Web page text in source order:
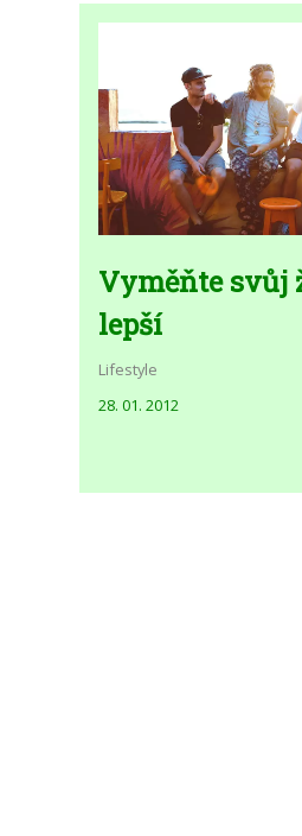
Vyměňte svůj
lepší
Lifestyle
28. 01. 2012